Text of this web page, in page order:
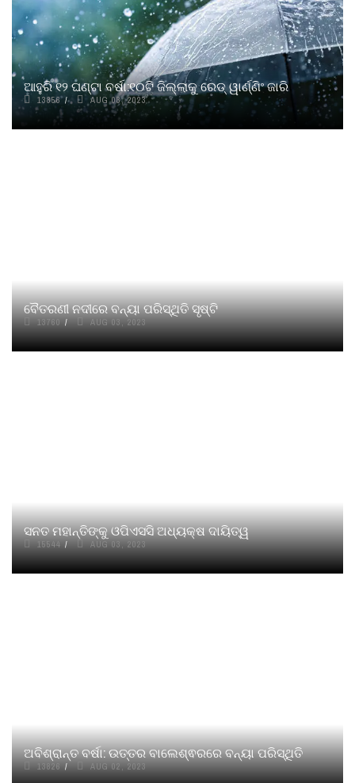
ଆହୁରି ୧୨ ଘଣ୍ଟା ବର୍ଷା:୧୦ଟି ଜିଲ୍ଲାକୁ ରେଡ୍ ୱାର୍ଣ୍ଣିଂ ଜାରି
13856 AUG 03, 2023
ବୈତରଣୀ ନଦୀରେ ବନ୍ୟା ପରିସ୍ଥିତି ସୃଷ୍ଟି
13760 AUG 03, 2023
ସନତ ମହାନ୍ତିଙ୍କୁ ଓପିଏସସି ଅଧ୍ୟକ୍ଷ ଦାୟିତ୍ୱ
15544 AUG 03, 2023
ଅବିଶ୍ରାନ୍ତ ବର୍ଷା: ଉତ୍ତର ବାଲେଶ୍ଵରରେ ବନ୍ୟା ପରିସ୍ଥିତି
13826 AUG 02, 2023